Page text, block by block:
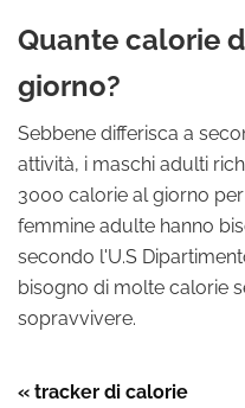
Quante calorie
giorno?
Sebbene differisca a
attività, i maschi adulti
3000 calorie al giorno
femmine adulte hanno
secondo l'U.S
bisogno di molte calorie
sopravvivere.
« tracker di calorie